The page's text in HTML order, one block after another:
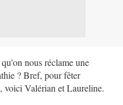
nous réclame une
? Bref, pour fêter
voici Valérian et Laureline.